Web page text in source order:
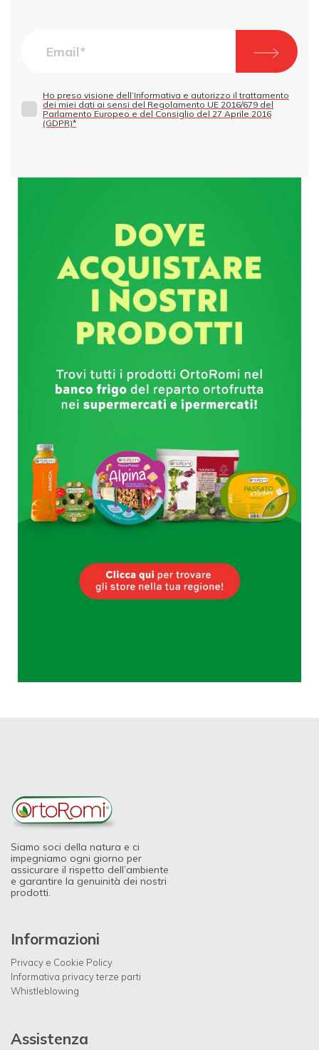
Ho preso visione dell’Informativa e autorizzo il trattamento
dei miei dati ai sensi del Regolamento UE 2016/679 del
Parlamento Europeo e del Consiglio del 27 Aprile 2016
(GDPR)*
Siamo soci della natura e ci
impegniamo ogni giorno per
assicurare il rispetto dell’ambiente
e garantire la genuinità dei nostri
prodotti.
Informazioni
Privacy e Cookie Policy
Informativa privacy terze parti
Whistleblowing
Assistenza